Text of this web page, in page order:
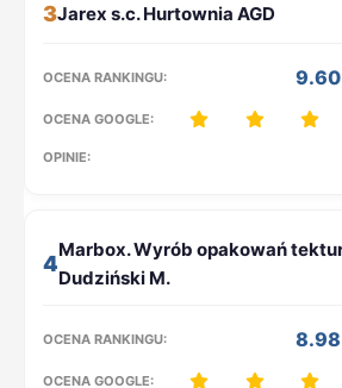
3
9.60
4
8.98